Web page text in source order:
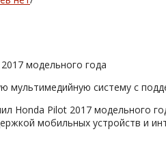
мультимедийную систему с
Honda Pilot 2017 модельного
мобильных устройств и